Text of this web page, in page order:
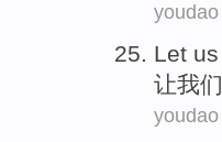
youdao
Let us
让我们
youdao